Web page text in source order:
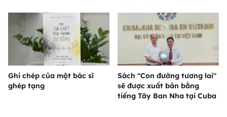
Ghi chép của một bác sĩ
ghép tạng
Sách "Con đường tương lai"
sẽ được xuất bản bằng
tiếng Tây Ban Nha tại Cuba